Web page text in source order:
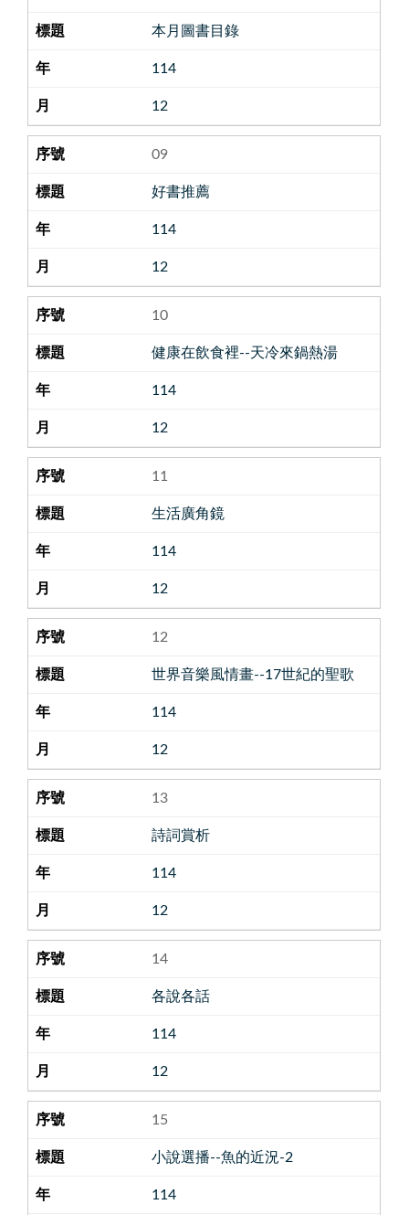
本月圖書目錄
114
12
09
好書推薦
114
12
10
健康在飲食裡--天冷來鍋熱湯
114
12
11
生活廣角鏡
114
12
12
世界音樂風情畫--17世紀的聖歌
114
12
13
詩詞賞析
114
12
14
各說各話
114
12
15
小說選播--魚的近況-2
114